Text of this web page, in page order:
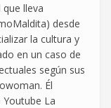
lleva
desde
la cultura y
en un caso de
según sus
Él
La